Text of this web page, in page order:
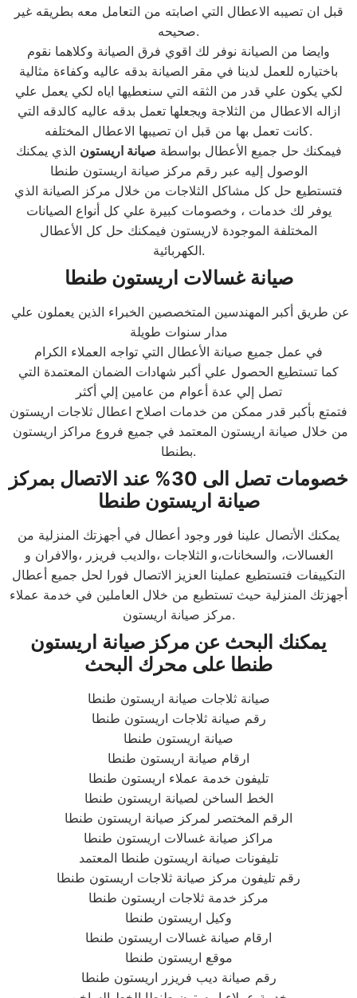
قبل ان تصيبه الاعطال التي اصابته من التعامل معه بطريقه غير
صحيحه.
وايضا من الصيانة نوفر لك اقوي فرق الصيانة وكلاهما نقوم
باختياره للعمل لدينا في مقر الصيانة بدقه عاليه وكفاءة مثالية
لكي يكون علي قدر من الثقه التي سنعطيها اياه لكي يعمل علي
ازاله الاعطال من الثلاجة ويجعلها تعمل بدقه عاليه كالدقه التي
كانت تعمل بها من قبل ان تصيبها الاعطال المختلفه.
فيمكنك حل جميع الأعطال بواسطة صيانة اريستون الذي يمكنك
الوصول إليه عبر رقم مركز صيانة اريستون طنطا
فتستطيع حل كل مشاكل الثلاجات من خلال مركز الصيانة الذي
يوفر لك خدمات ، وخصومات كبيرة علي كل أنواع الصيانات
المختلفة الموجودة لاريستون فيمكنك حل كل الأعطال
الكهربائية.
صيانة غسالات اريستون طنطا
مدار سنوات طويلة
في عمل جميع صيانة الأعطال التي تواجه العملاء الكرام
كما تستطيع الحصول علي أكبر شهادات الضمان المعتمدة التي
تصل إلي عدة أعوام من عامين إلي أكثر
فتمتع بأكبر قدر ممكن من خدمات اصلاح اعطال ثلاجات اريستون
بطنطا.
خصومات تصل الى 30% عند الاتصال بمركز
صيانة اريستون طنطا
يمكنك الأتصال علينا فور وجود أعطال في أجهزتك المنزلية من
الغسالات، والسخانات،و الثلاجات ،والديب فريزر ،والافران و
التكييفات فتستطيع عملينا العزيز الاتصال فورا لحل جميع أعطال
أجهزتك المنزلية حيث تستطيع من خلال العاملين في خدمة عملاء
مركز صيانة اريستون.
يمكنك البحث عن مركز صيانة اريستون
طنطا على محرك البحث
صيانة ثلاجات صيانة اريستون طنطا
رقم صيانة ثلاجات اريستون طنطا
صيانة اريستون طنطا
ارقام صيانة اريستون طنطا
تليفون خدمة عملاء اريستون طنطا
الخط الساخن لصيانة اريستون طنطا
الرقم المختصر لمركز صيانة اريستون طنطا
مراكز صيانة غسالات اريستون طنطا
تليفونات صيانة اريستون طنطا المعتمد
رقم تليفون مركز صيانة ثلاجات اريستون طنطا
مركز خدمة ثلاجات اريستون طنطا
وكيل اريستون طنطا
ارقام صيانة غسالات اريستون طنطا
موقع اريستون طنطا
رقم صيانة ديب فريزر اريستون طنطا